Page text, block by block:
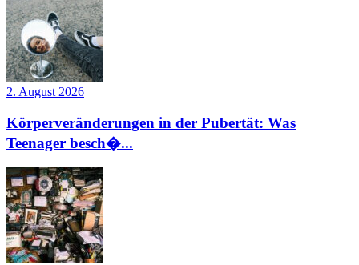
2. August 2026
Körperveränderungen in der Pubertät: Was
Teenager besch�...